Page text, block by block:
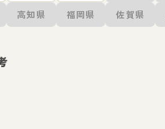
高知県 福岡県 佐賀県